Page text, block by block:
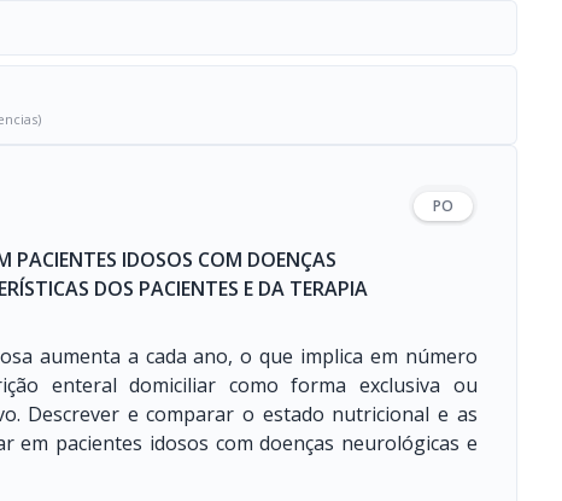
PO
PACIENTES IDOSOS COM DOENÇAS
DOS PACIENTES E DA TERAPIA
aumenta a cada ano, o que implica em número
enteral domiciliar como forma exclusiva ou
Descrever e comparar o estado nutricional e as
em pacientes idosos com doenças neurológicas e